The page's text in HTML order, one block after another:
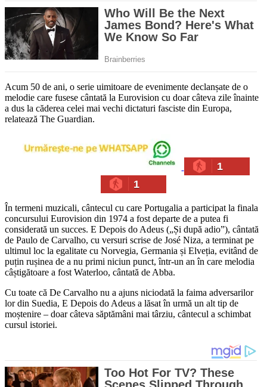
Acum 50 de ani, o serie uimitoare de evenimente declanșate de o
melodie care fusese cântată la Eurovision cu doar câteva zile înainte
a dus la căderea celei mai vechi dictaturi fasciste din Europa,
relatează The Guardian.
1
1
În termeni muzicali, cântecul cu care Portugalia a participat la finala
concursului Eurovision din 1974 a fost departe de a putea fi
considerată un succes. E Depois do Adeus („Și după adio”), cântată
de Paulo de Carvalho, cu versuri scrise de José Niza, a terminat pe
ultimul loc la egalitate cu Norvegia, Germania și Elveția, evitând de
puțin rușinea de a nu primi niciun punct, într-un an în care melodia
câștigătoare a fost Waterloo, cântată de Abba.
Cu toate că De Carvalho nu a ajuns niciodată la faima adversarilor
lor din Suedia, E Depois do Adeus a lăsat în urmă un alt tip de
moștenire – doar câteva săptămâni mai târziu, cântecul a schimbat
cursul istoriei.